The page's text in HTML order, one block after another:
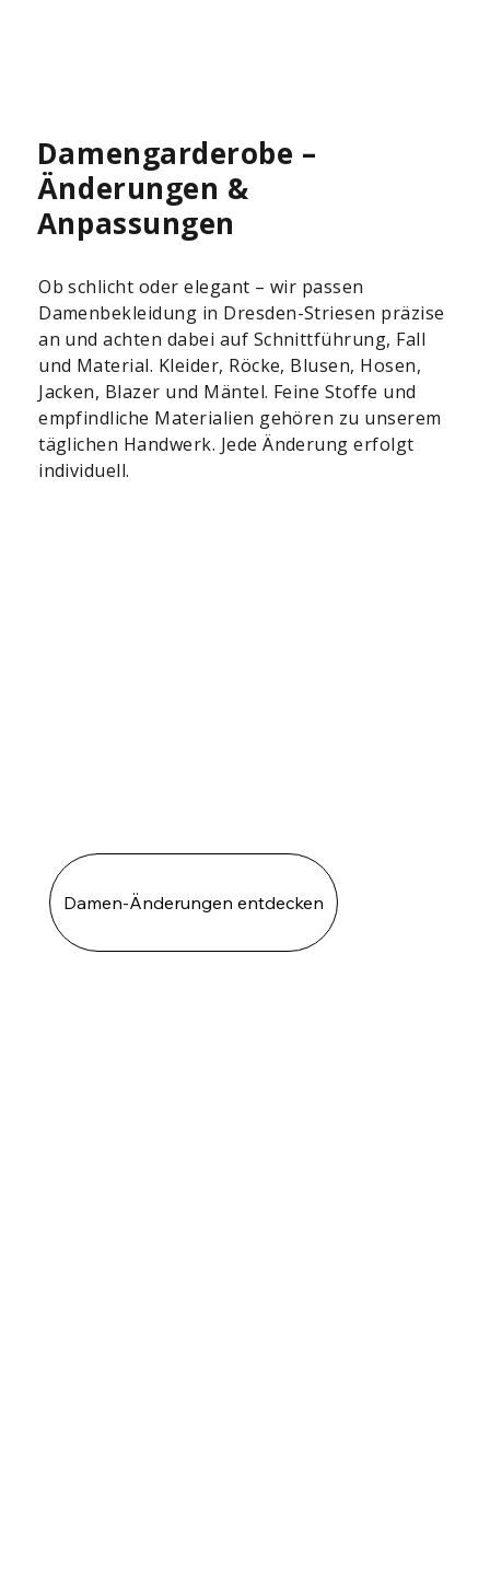
Damengarderobe –
Änderungen &
Anpassungen
Ob schlicht oder elegant – wir passen
Damenbekleidung in Dresden-Striesen präzise
an und achten dabei auf Schnittführung, Fall
und Material. Kleider, Röcke, Blusen, Hosen,
Jacken, Blazer und Mäntel. Feine Stoffe und
empfindliche Materialien gehören zu unserem
täglichen Handwerk. Jede Änderung erfolgt
individuell.
Damen-Änderungen entdecken